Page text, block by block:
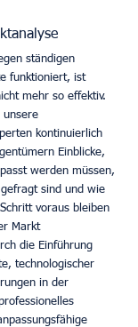
ständigen
funktioniert, ist
mehr so effektiv.
unsere
kontinuierlich
Einblicke,
werden müssen,
sind und wie
voraus bleiben
Markt
die Einführung
technologischer
in der